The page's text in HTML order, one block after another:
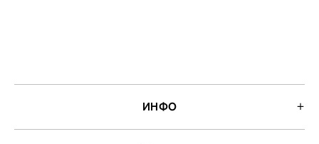
ИНФО